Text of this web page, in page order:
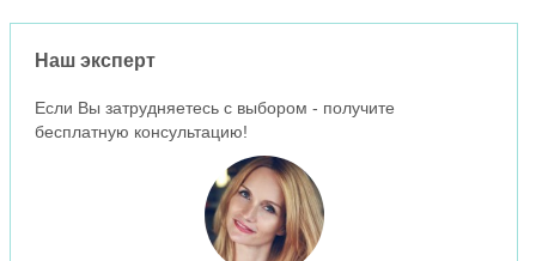
Наш эксперт
Если Вы затрудняетесь с выбором - получите
бесплатную консультацию!